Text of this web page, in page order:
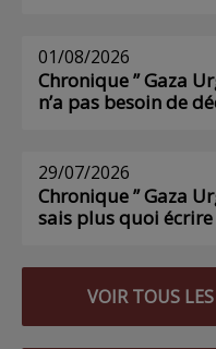
01/08/2026
Chronique ” Gaza
n’a pas besoin de
29/07/2026
Chronique ” Gaza
sais plus quoi écrire
VOIR TOUS